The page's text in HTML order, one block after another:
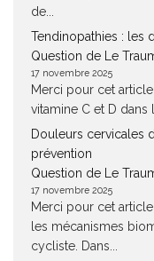
de...
Tendinopathies : les
Question de Le
17 novembre 2025
Merci pour cet
vitamine C et D dans
Douleurs cervicales
prévention
Question de Le
17 novembre 2025
Merci pour cet
les mécanismes
cycliste. Dans...